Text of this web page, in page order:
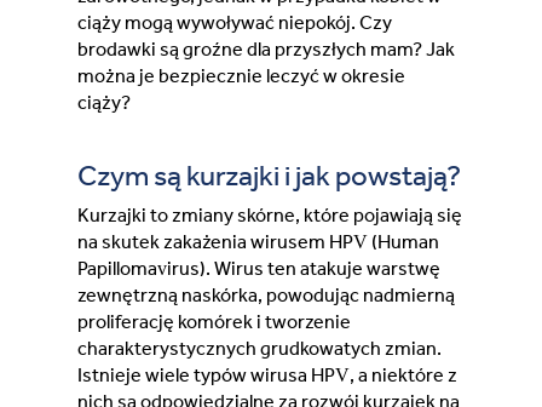
ciąży mogą wywoływać niepokój. Czy
brodawki są groźne dla przyszłych mam? Jak
można je bezpiecznie leczyć w okresie
ciąży?
Czym są kurzajki i jak powstają?
Kurzajki to zmiany skórne, które pojawiają się
na skutek zakażenia wirusem HPV (Human
Papillomavirus). Wirus ten atakuje warstwę
zewnętrzną naskórka, powodując nadmierną
proliferację komórek i tworzenie
charakterystycznych grudkowatych zmian.
Istnieje wiele typów wirusa HPV, a niektóre z
nich są odpowiedzialne za rozwój kurzajek na
Latvia (Latvian)
Moldova (Moldovan)
Poland (Polish)
Portugal (Portuguese)